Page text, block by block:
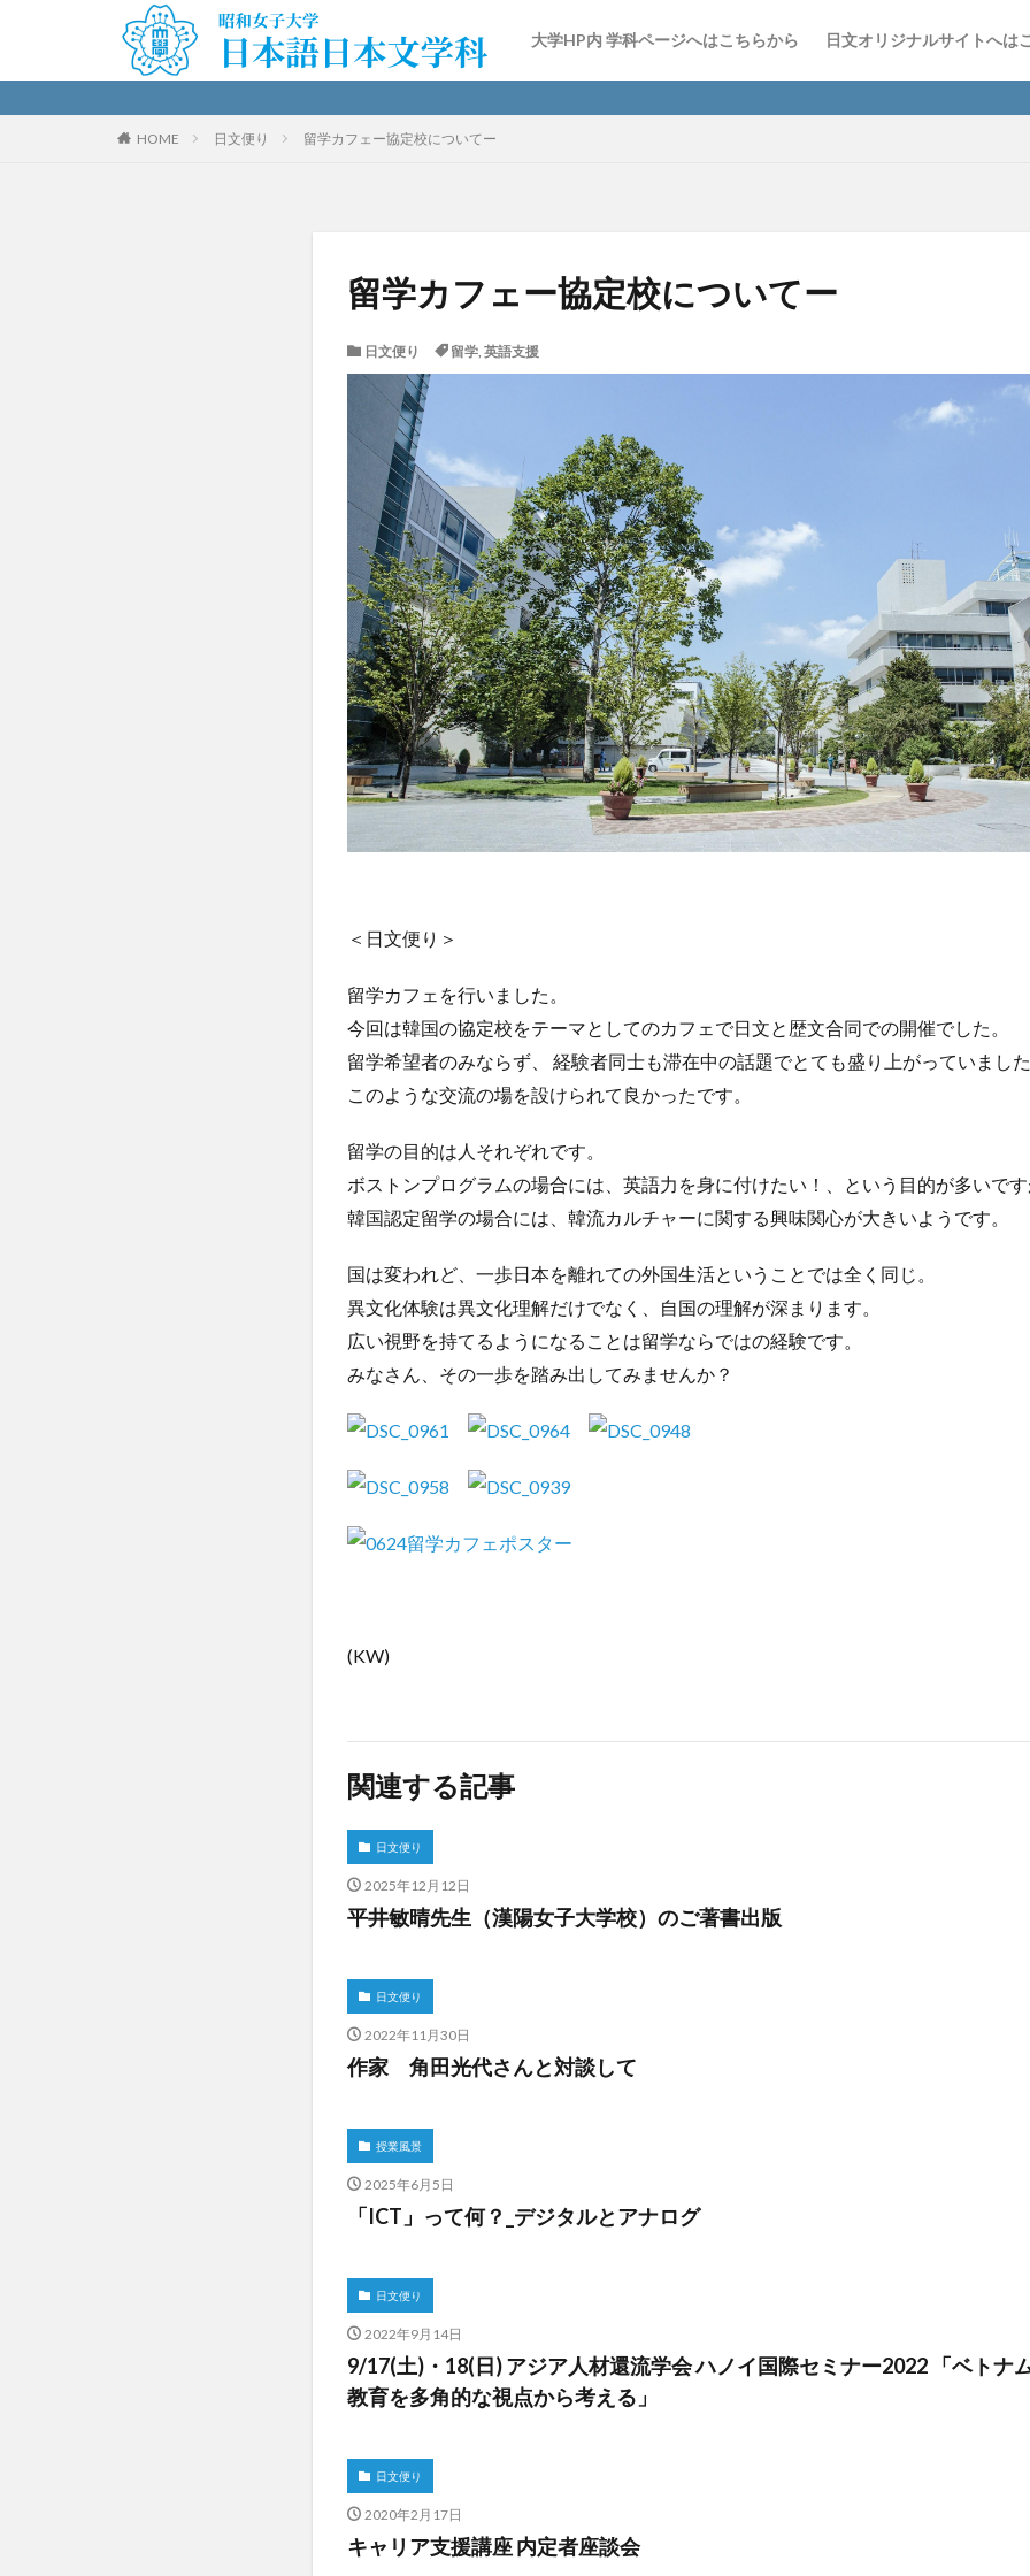
大学HP内 学科ページへはこちらから 日文オリジナルサイトへは
HOME 日文便り 留学カフェー協定校についてー
留学カフェー協定校についてー
日文便り 留学, 英語支援
＜日文便り＞
留学カフェを行いました。
今回は韓国の協定校をテーマとしてのカフェで日文と歴文合同での開催でした。
留学希望者のみならず、 経験者同士も滞在中の話題でとても盛り上がっていました
このような交流の場を設けられて良かったです。
留学の目的は人それぞれです。
ボストンプログラムの場合には、英語力を身に付けたい！、という目的が多いです
韓国認定留学の場合には、韓流カルチャーに関する興味関心が大きいようです。
国は変われど、一歩日本を離れての外国生活ということでは全く同じ。
異文化体験は異文化理解だけでなく、自国の理解が深まります。
広い視野を持てるようになることは留学ならではの経験です。
みなさん、その一歩を踏み出してみませんか？
(KW)
関連する記事
日文便り
2025年12月12日
平井敏晴先生（漢陽女子大学校）のご著書出版
日文便り
2022年11月30日
作家 角田光代さんと対談して
授業風景
2025年6月5日
「ICT」って何？_デジタルとアナログ
日文便り
2022年9月14日
9/17(土)・18(日) アジア人材還流学会 ハノイ国際セミナー2022 「ベトナ
教育を多角的な視点から考える」
日文便り
2020年2月17日
キャリア支援講座 内定者座談会